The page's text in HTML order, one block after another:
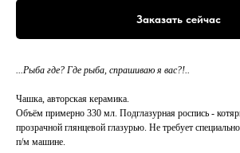
Заказать сейчас
...Рыба где? Где рыба, спрашиваю я вас?!..
Чашка, авторская керамика.
Объём примерно 330 мл. Подглазурная роспись -
прозрачной глянцевой глазурью. Не требует
п/м машине.